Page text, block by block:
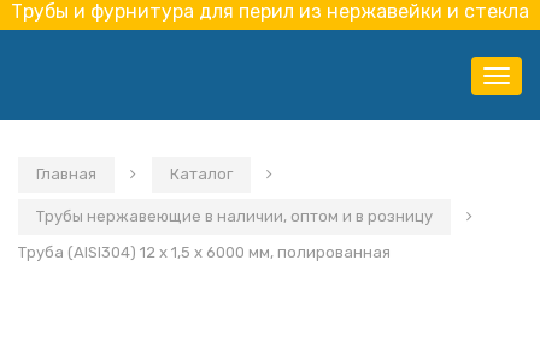
Трубы и фурнитура для перил из нержавейки и стекла
Главная Каталог
Трубы нержавеющие в наличии, оптом и в розницу
Труба (AISI304) 12 х 1,5 х 6000 мм, полированная